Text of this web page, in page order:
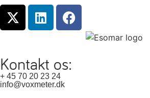
Kontakt os:
+ 45 70 20 23 24
info@voxmeter.dk